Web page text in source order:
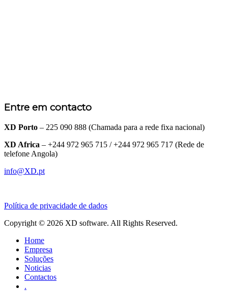
Entre em contacto
XD Porto – 225 090 888 (Chamada para a rede fixa nacional)
XD Africa – +244 972 965 715 / +244 972 965 717 (Rede de
telefone Angola)
info@XD.pt
Política de privacidade de dados
Copyright © 2026 XD software. All Rights Reserved.
Home
Empresa
Soluções
Noticias
Contactos
.